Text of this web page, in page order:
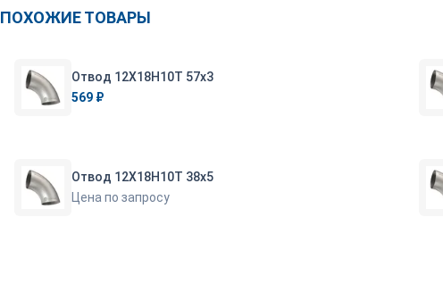
ПОХОЖИЕ ТОВАРЫ
Отвод 12Х18Н10Т 57х3
569 ₽
Отвод 12Х18Н10Т 38х5
Цена по запросу